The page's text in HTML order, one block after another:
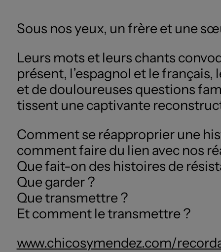
​Sous nos yeux, un frère et une
Leurs mots et leurs chants
présent, l’espagnol et le
et de douloureuses questions
tissent une captivante
​Comment se réapproprier une
comment faire du lien avec nos
Que fait-on des histoires de
Que garder ?
Que transmettre ?
Et comment le transmettre ?
www.chicosymendez.com/